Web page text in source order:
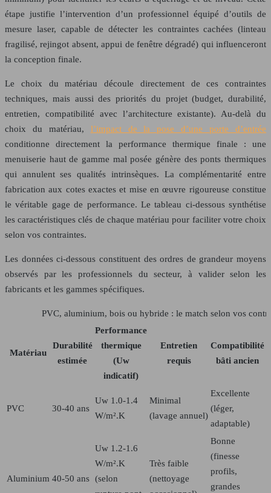
étape justifie l’intervention d’un professionnel équipé d’outils de
mesure laser, capable de détecter les contraintes cachées (linteau
fragilisé, rejingot absent, appui de fenêtre dégradé) qui influenceront
la conception finale.
Le choix du matériau découle directement de ces contraintes
techniques, mais aussi des priorités du projet (budget, durabilité,
entretien, compatibilité avec l’architecture existante). Au-delà du
choix du matériau, l’impact de la pose d’une porte d’entrée
conditionne directement la performance thermique finale : une
menuiserie haut de gamme mal posée génère des ponts thermiques
qui annulent ses qualités intrinsèques. La complémentarité entre
fabrication aux cotes exactes et mise en œuvre rigoureuse constitue
le véritable gage de performance. Le tableau ci-dessous synthétise
les caractéristiques clés de chaque matériau pour faciliter votre choix
selon vos contraintes.
Les données ci-dessous constituent des ordres de grandeur moyens
observés par les professionnels du secteur, à valider selon les
fabricants et les gammes spécifiques.
PVC, aluminium, bois ou hybride : le match selon vos
Matériau
Durabilité
estimée
Performance
thermique
(Uw
indicatif)
Entretien
requis
Compatibilité
bâti ancien
PVC 30-40 ans
Uw 1.0-1.4
W/m².K
Minimal
(lavage annuel)
Excellente
(léger,
adaptable)
Aluminium 40-50 ans
Uw 1.2-1.6
W/m².K
(selon
Très faible
(nettoyage
Bonne
(finesse
profils,
grandes